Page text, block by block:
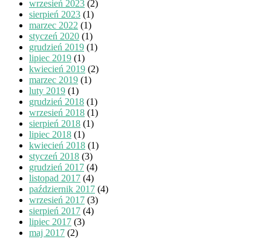
wrzesień 2023 (2)
sierpień 2023 (1)
marzec 2022 (1)
styczeń 2020 (1)
grudzień 2019 (1)
lipiec 2019 (1)
kwiecień 2019 (2)
marzec 2019 (1)
luty 2019 (1)
grudzień 2018 (1)
wrzesień 2018 (1)
sierpień 2018 (1)
lipiec 2018 (1)
kwiecień 2018 (1)
styczeń 2018 (3)
grudzień 2017 (4)
listopad 2017 (4)
październik 2017 (4)
wrzesień 2017 (3)
sierpień 2017 (4)
lipiec 2017 (3)
maj 2017 (2)